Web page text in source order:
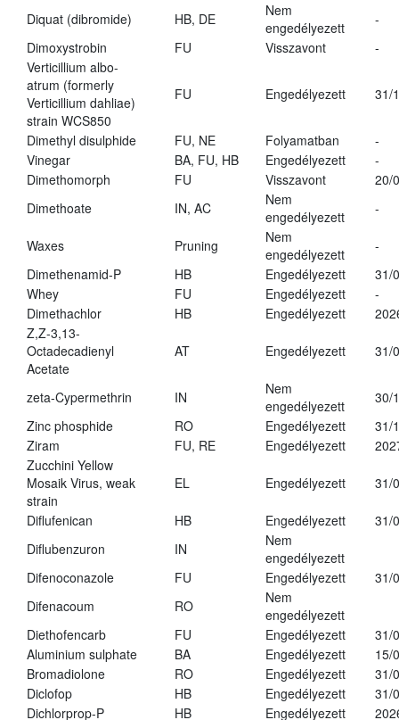
Diquat (dibromide) HB, DE
Nem
engedélyezett
-
Dimoxystrobin
FU Visszavont
-
Verticillium albo-
atrum (formerly
Verticillium dahliae)
strain WCS850
FU Engedélyezett 31/
Dimethyl disulphide FU, NE Folyamatban
-
Vinegar
BA, FU, HB Engedélyezett
-
Dimethomorph
FU Visszavont
20/
Dimethoate
IN, AC
Nem
engedélyezett
-
Waxes Pruning
Nem
engedélyezett
-
Dimethenamid-P
HB Engedélyezett
31/
Whey
FU Engedélyezett
-
Dimethachlor
HB Engedélyezett
Z,Z-3,13-
Octadecadienyl
Acetate
AT Engedélyezett 31/
zeta-Cypermethrin IN
Nem
engedélyezett
30/
Zinc phosphide
RO Engedélyezett
31/
Ziram
FU, RE Engedélyezett
Zucchini Yellow
Mosaik Virus, weak
strain
EL Engedélyezett 31/
Diflufenican HB Engedélyezett
31/
Diflubenzuron
IN
Nem
engedélyezett
Difenoconazole
FU Engedélyezett
31/
Difenacoum
RO
Nem
engedélyezett
Diethofencarb
FU Engedélyezett
31/
Aluminium sulphate
BA Engedélyezett
15/
Bromadiolone
RO Engedélyezett
31/
Diclofop
HB Engedélyezett
31/
Dichlorprop-P
HB Engedélyezett